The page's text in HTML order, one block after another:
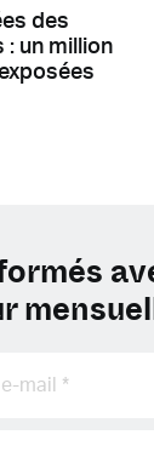
des
: un million